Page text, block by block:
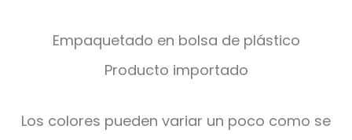
Empaquetado en bolsa de plástico
Producto importado
Los colores pueden variar un poco como se